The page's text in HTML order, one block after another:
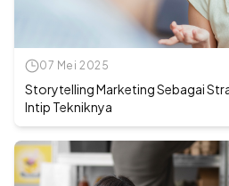
07 Mei 2025
Storytelling Marketing Sebagai
Intip Tekniknya